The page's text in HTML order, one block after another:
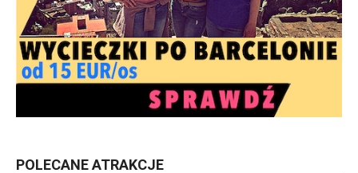
POLECANE ATRAKCJE